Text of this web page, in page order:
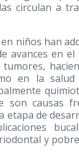
circulan a
niños han
avances en
en la
son causas
de
y